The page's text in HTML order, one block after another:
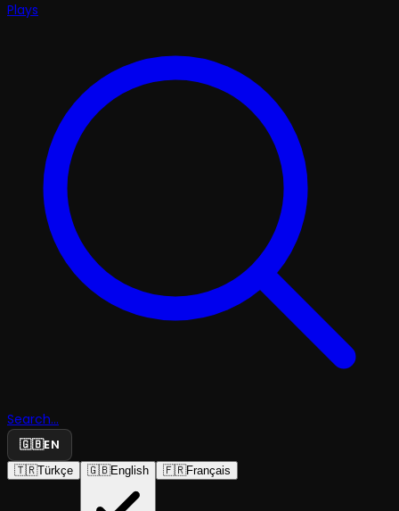
Plays
Search...
🇬🇧EN
🇹🇷Türkçe 🇬🇧English 🇫🇷Français